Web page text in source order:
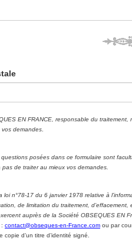
EN FRANCE, responsable du
demandes
posées dans ce formulaire sont
de traiter au mieux vos demandes.
loi n°78-17 du 6 janvier 1978 relative à
de limitation du traitement,
auprès de la Société OBSEQUES EN
contact@obseques-en-France.com ou par
copie d’un titre d’identité signé.